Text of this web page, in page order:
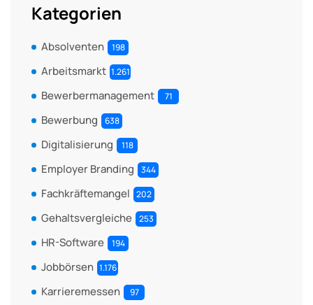
Kategorien
Absolventen 198
Arbeitsmarkt 1.261
Bewerbermanagement 71
Bewerbung 638
Digitalisierung 118
Employer Branding 344
Fachkräftemangel 202
Gehaltsvergleiche 253
HR-Software 194
Jobbörsen 1.176
Karrieremessen 97